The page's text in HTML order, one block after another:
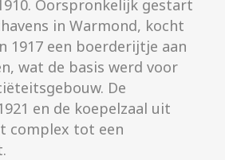
Oorspronkelijk gestart
in Warmond, kocht
1917 een boerderijtje aan
wat de basis werd voor
De
en de koepelzaal uit
complex tot een